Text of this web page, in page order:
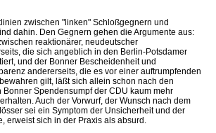
zwischen "linken" Schloßgegnern und
dahin. Den Gegnern gehen die Argumente aus:
reaktionärer, neudeutscher
die sich angeblich in den Berlin-Potsdamer
und der Bonner Bescheidenheit und
andererseits, die es vor einer auftrumpfenden
gilt, läßt sich allein schon nach den
Bonner Spendensumpf der CDU kaum mehr
Auch der Vorwurf, der Wunsch nach dem
sei ein Symptom der Unsicherheit und der
erweist sich in der Praxis als absurd.